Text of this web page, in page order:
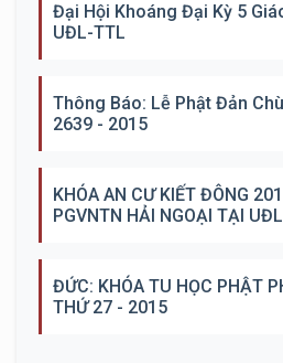
Đại Hội Khoáng Đại Kỳ 5
UĐL-TTL
Thông Báo: Lễ Phật Đản
2639 - 2015
KHÓA AN CƯ KIẾT ĐÔNG
PGVNTN HẢI NGOẠI TẠI
ĐỨC: KHÓA TU HỌC PHẬT
THỨ 27 - 2015